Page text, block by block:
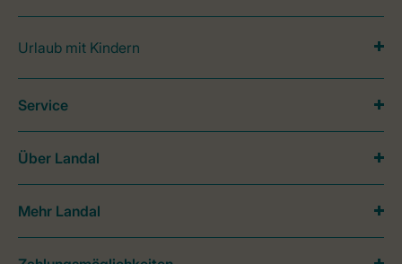
Urlaub mit Kindern
Service
Über Landal
Mehr Landal